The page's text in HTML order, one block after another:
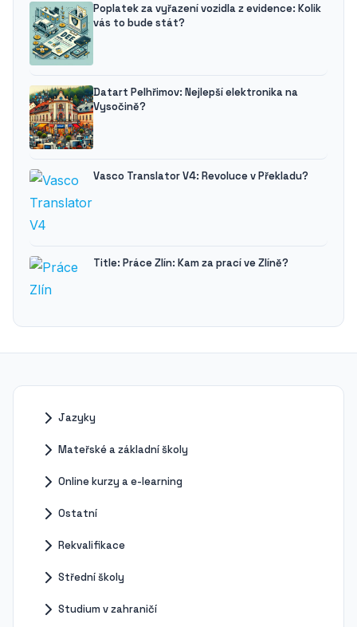
Poplatek za vyřazení vozidla z evidence: Kolik
vás to bude stát?
Datart Pelhřimov: Nejlepší elektronika na
Vysočině?
Vasco Translator V4: Revoluce v Překladu?
Title: Práce Zlín: Kam za prací ve Zlíně?
Jazyky
Mateřské a základní školy
Online kurzy a e-learning
Ostatní
Rekvalifikace
Střední školy
Studium v zahraničí